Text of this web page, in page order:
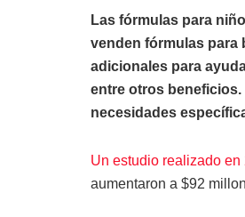
Las fórmulas para
venden fórmulas para
adicionales para
entre otros
necesidades
Un estudio realizado en
aumentaron a $92